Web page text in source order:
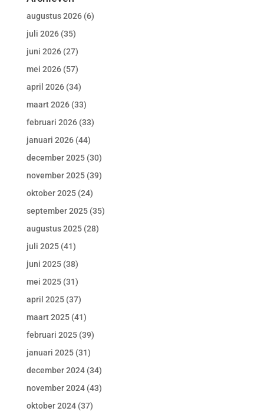
augustus 2026(6)
juli 2026(35)
juni 2026(27)
mei 2026(57)
april 2026(34)
maart 2026(33)
februari 2026(33)
januari 2026(44)
december 2025(30)
november 2025(39)
oktober 2025(24)
september 2025(35)
augustus 2025(28)
juli 2025(41)
juni 2025(38)
mei 2025(31)
april 2025(37)
maart 2025(41)
februari 2025(39)
januari 2025(31)
december 2024(34)
november 2024(43)
oktober 2024(37)